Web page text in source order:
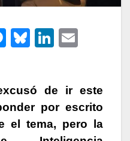
M
s
e
n
Bl
s
k
y
Li
e
dI
n
de ir este
por escrito
el tema, pero la